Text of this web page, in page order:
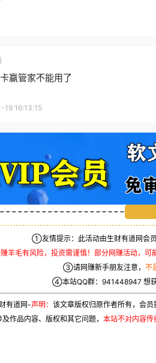
赢管家不能用了
19 16:13:15
①友情提示：此活动由生财有道网会员
毛有风险，投资需谨慎！部分网赚活动，可
③请网赚新手朋友注意， 不
④本站QQ群： 941448947 想
有道网-声明： 该文章版权归原作者所有，会员
及作品内容、版权和其它问题， 本站不对内容传